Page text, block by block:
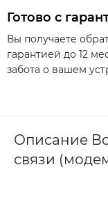
Готово с
Вы получаете
гарантией до 12
забота о вашем
Описание
связи